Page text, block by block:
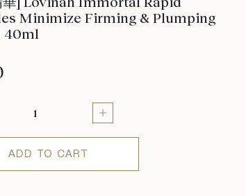
Minimize Firming & Plumping
40ml
ADD TO CART